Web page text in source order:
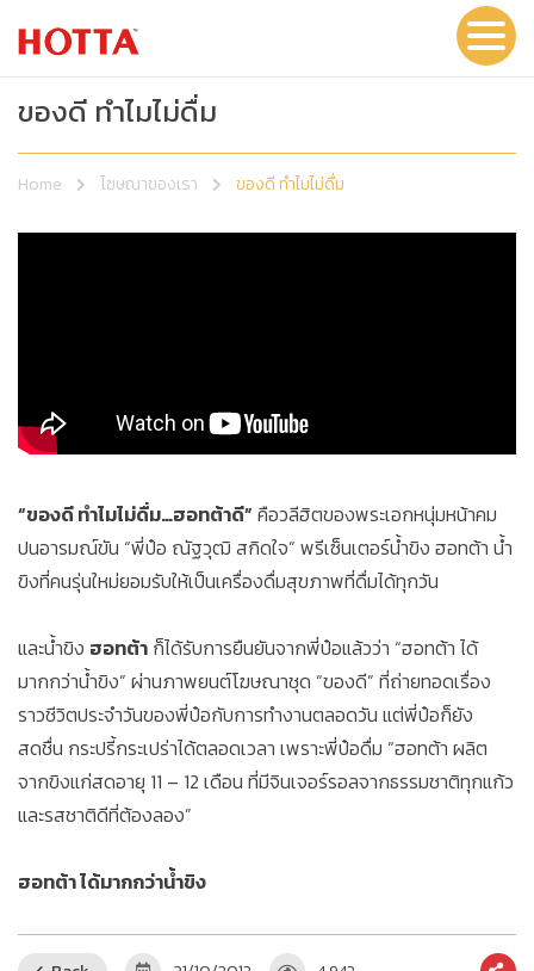
ของดี ทำไมไม่ดื่ม
Home โฆษณาของเรา ของดี ทำไมไม่ดื่ม
“ของดี ทำไมไม่ดื่ม…ฮอทต้าดี” คือวลีฮิตของพระเอกหนุ่มหน้าคม
ปนอารมณ์ขัน “พี่ป๋อ ณัฐวุฒิ สกิดใจ” พรีเซ็นเตอร์น้ำขิง ฮอทต้า น้ำ
ขิงที่คนรุ่นใหม่ยอมรับให้เป็นเครื่องดื่มสุขภาพที่ดื่มได้ทุกวัน
และน้ำขิง ฮอทต้า ก็ได้รับการยืนยันจากพี่ป๋อแล้วว่า “ฮอทต้า ได้
มากกว่าน้ำขิง” ผ่านภาพยนต์โฆษณาชุด “ของดี” ที่ถ่ายทอดเรื่อง
ราวชีวิตประจำวันของพี่ป๋อกับการทำงานตลอดวัน แต่พี่ป๋อก็ยัง
สดชื่น กระปรี้กระเปร่าได้ตลอดเวลา เพราะพี่ป๋อดื่ม “ฮอทต้า ผลิต
จากขิงแก่สดอายุ 11 – 12 เดือน ที่มีจินเจอร์รอลจากธรรมชาติทุกแก้ว
และรสชาติดีที่ต้องลอง”
ฮอทต้า ได้มากกว่าน้ำขิง